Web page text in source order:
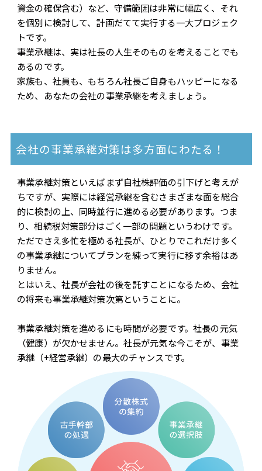
資金の確保含む）など、守備範囲は非常に幅広く、それ
を個別に検討して、計画だてて実行する一大プロジェク
トです。
事業承継は、実は社長の人生そのものを考えることでも
あるのです。
家族も、社員も、もちろん社長ご自身もハッピーになる
ため、あなたの会社の事業承継を考えましょう。
会社の事業承継対策は多方面にわたる！
事業承継対策といえばまず自社株評価の引下げと考えが
ちですが、実際には経営承継を含むさまざまな面を総合
的に検討の上、同時並行に進める必要があります。つま
り、相続税対策部分はごく一部の問題というわけです。
ただでさえ多忙を極める社長が、ひとりでこれだけ多く
の事業承継についてプランを練って実行に移す余裕はあ
りません。
とはいえ、社長が会社の後を託すことになるため、会社
の将来も事業承継対策次第ということに。
事業承継対策を進めるにも時間が必要です。社長の元気
（健康）が欠かせません。社長が元気な今こそが、事業
承継（+経営承継）の最大のチャンスです。